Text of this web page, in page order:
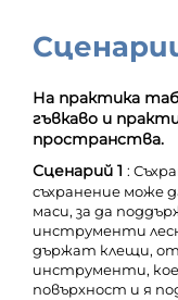
На практика
гъвкаво и
пространства.
Сценарий 1 :
съхранение може
маси, за да
инструменти
държат клещи,
инструменти,
повърхност и я